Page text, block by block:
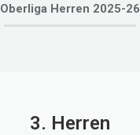
Oberliga Herren 2025-26
3. Herren